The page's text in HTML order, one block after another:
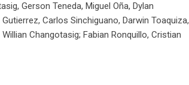
Gerson Teneda, Miguel Oña, Dylan
Carlos Sinchiguano, Darwin Toaquiza,
Changotasig; Fabian Ronquillo, Cristian